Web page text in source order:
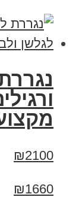
₪2100
₪1660